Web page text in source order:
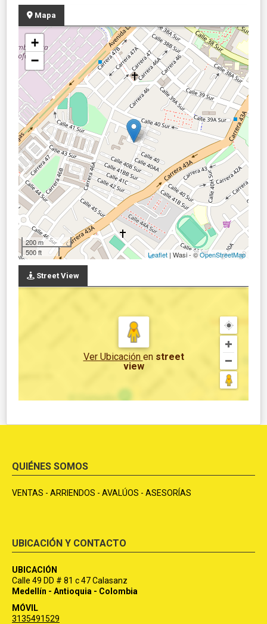
Mapa
+
−
200 m
500 ft
Leaflet | Wasi - ©OpenStreetMap
Street View
Ver Ubicación en street
view
QUIÉNES SOMOS
VENTAS - ARRIENDOS - AVALÚOS - ASESORÍAS
UBICACIÓN Y CONTACTO
UBICACIÓN
Calle 49 DD # 81 c 47 Calasanz
Medellín - Antioquia - Colombia
MÓVIL
3135491529